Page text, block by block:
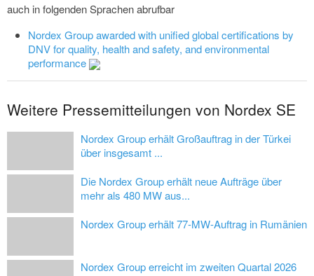
auch in folgenden Sprachen abrufbar
Nordex Group awarded with unified global certifications by
DNV for quality, health and safety, and environmental
performance
Weitere Pressemitteilungen von Nordex SE
Nordex Group erhält Großauftrag in der Türkei
über insgesamt ...
Die Nordex Group erhält neue Aufträge über
mehr als 480 MW aus...
Nordex Group erhält 77-MW-Auftrag in Rumänien
Nordex Group erreicht im zweiten Quartal 2026